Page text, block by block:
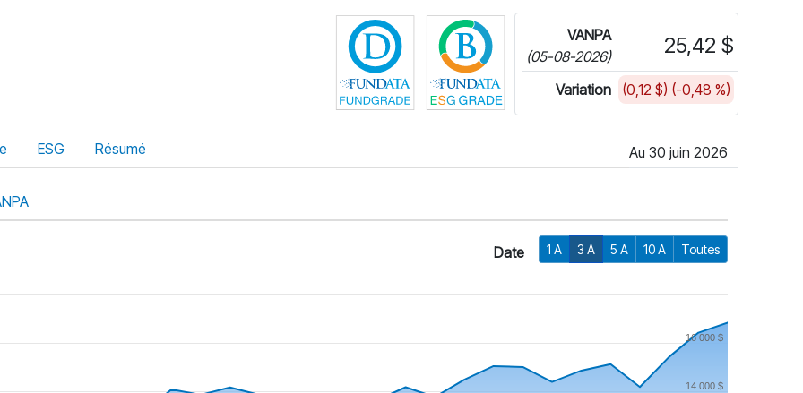
Cliquez pour plus d'informations sur FundGrade de Fundata
Cliquez pour plus d'informations sur la cote
VANPA
(05-08-2026)
25,42 $
Variation (0,12 $) (-0,48 %)
ESG Résumé Au 30 juin 2026
Date 1 A 3 A 5 A 10 A Toutes
14 000 $
16 000 $